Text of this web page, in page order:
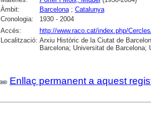
Àmbit:
Barcelona; Catalunya
Cronologia:
1930 - 2004
Accés:
http://www.raco.cat/index.php/
Localització: Arxiu Històric de la Ciutat de
Barcelona; Universitat de Barcelona;
Enllaç permanent a aquest